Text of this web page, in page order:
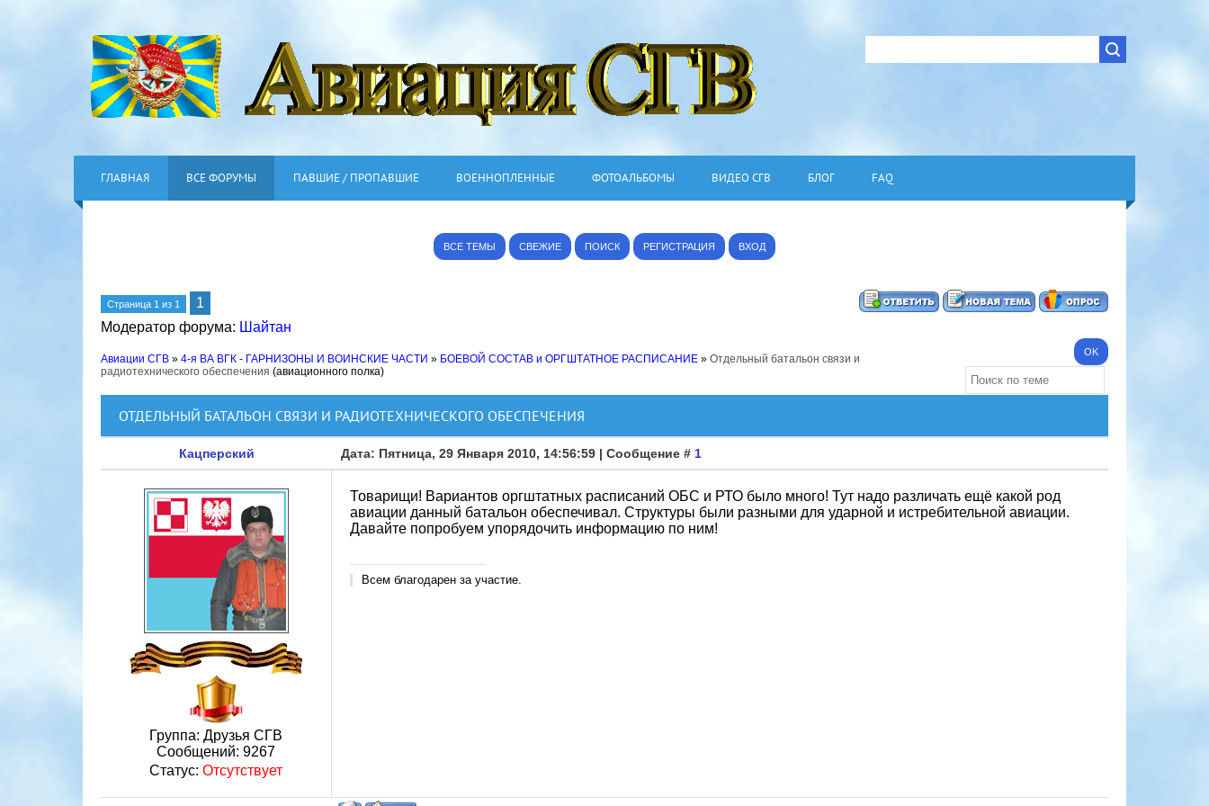
ГЛАВНАЯ ВСЕ ФОРУМЫ ПАВШИЕ / ПРОПАВШИЕ ВОЕННОПЛЕННЫЕ ФОТОАЛЬБОМЫ ВИДЕО СГВ БЛОГ FAQ
ВСЕ ТЕМЫ СВЕЖИЕ ПОИСК РЕГИСТРАЦИЯ ВХОД
Страница 1 из 1
1
Модератор форума: Шайтан
Авиации СГВ » 4-я ВА ВГК - ГАРНИЗОНЫ И ВОИНСКИЕ ЧАСТИ » БОЕВОЙ СОСТАВ и ОРГШТАТНОЕ РАСПИСАНИЕ » Отдельный батальон связи и
радиотехнического обеспечения (авиационного полка)
ОТДЕЛЬНЫЙ БАТАЛЬОН СВЯЗИ И РАДИОТЕХНИЧЕСКОГО ОБЕСПЕЧЕНИЯ
Кацперский Дата: Пятница, 29 Января 2010, 14:56:59 | Сообщение # 1
Группа: Друзья СГВ
Сообщений: 9267
Статус: Отсутствует
Товарищи! Вариантов оргштатных расписаний ОБС и РТО было много! Тут надо различать ещё какой род
авиации данный батальон обеспечивал. Структуры были разными для ударной и истребительной авиации.
Давайте попробуем упорядочить информацию по ним!
Всем благодарен за участие.